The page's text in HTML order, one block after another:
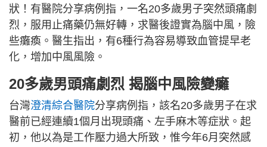
狀！有醫院分享病例指，一名20多歲男子突然頭痛劇
烈，服用止痛藥仍無好轉，求醫後證實為腦中風，險
些癱瘓。醫生指出，有6種行為容易導致血管提早老
化，增加中風風險。
20多歲男頭痛劇烈 揭腦中風險變癱
台灣澄清綜合醫院分享病例指，該名20多歲男子在求
醫前已經連續1個月出現頭痛、左手麻木等症狀。起
初，他以為是工作壓力過大所致，惟今年6月突然感